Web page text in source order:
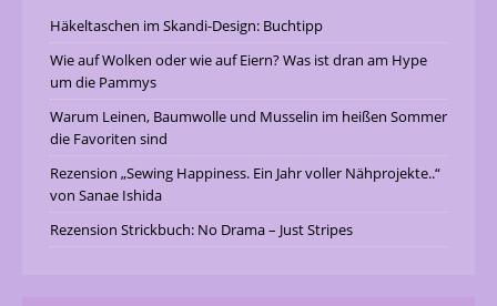
Häkeltaschen im Skandi-Design: Buchtipp
Wie auf Wolken oder wie auf Eiern? Was ist dran am Hype
um die Pammys
Warum Leinen, Baumwolle und Musselin im heißen Sommer
die Favoriten sind
Rezension „Sewing Happiness. Ein Jahr voller Nähprojekte..“
von Sanae Ishida
Rezension Strickbuch: No Drama – Just Stripes